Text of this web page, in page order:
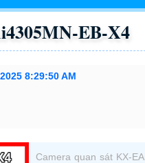
EB-X4
8:29:50 AM
Camera quan sát KX-